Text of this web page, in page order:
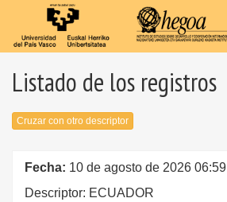
Listado de los registros
Cruzar con otro descriptor
Fecha: 10 de agosto de 2026 06:59
Descriptor: ECUADOR